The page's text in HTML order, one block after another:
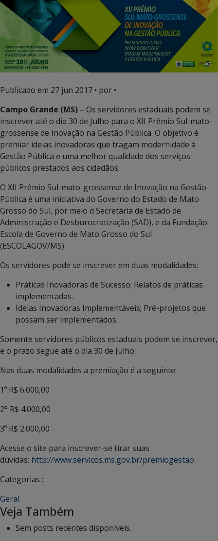
Publicado em 27 jun 2017 • por •
Campo Grande (MS) – Os servidores estaduais podem se
inscrever até o dia 30 de Julho para o XII Prêmio Sul-mato-
grossense de Inovação na Gestão Pública. O objetivo é
premiar ideias inovadoras que tragam modernidade à
Gestão Pública e uma melhor qualidade dos serviços
públicos prestados aos cidadãos.
O XII Prêmio Sul-mato-grossense de Inovação na Gestão
Pública é uma iniciativa do Governo do Estado de Mato
Grosso do Sul, por meio d Secretária de Estado de
Administração e Desburocratização (SAD), e da Fundação
Escola de Governo de Mato Grosso do Sul
(ESCOLAGOV/MS).
Os servidores pode se inscrever em duas modalidades:
Práticas Inovadoras de Sucesso; Relatos de práticas
implementadas.
Ideias Inovadoras Implementáveis; Pré-projetos que
possam ser implementados.
Somente servidores públicos estaduais podem se inscrever,
e o prazo segue até o dia 30 de Julho.
Nas duas modalidades a premiação é a seguinte:
1º R$ 6.000,00
2° R$ 4.000,00
3º R$ 2.000,00
Acesse o site para inscrever-se tirar suas
dúvidas: http://www.servicos.ms.gov.br/premiogestao
Categorias :
Geral
Veja Também
Sem posts recentes disponíveis.